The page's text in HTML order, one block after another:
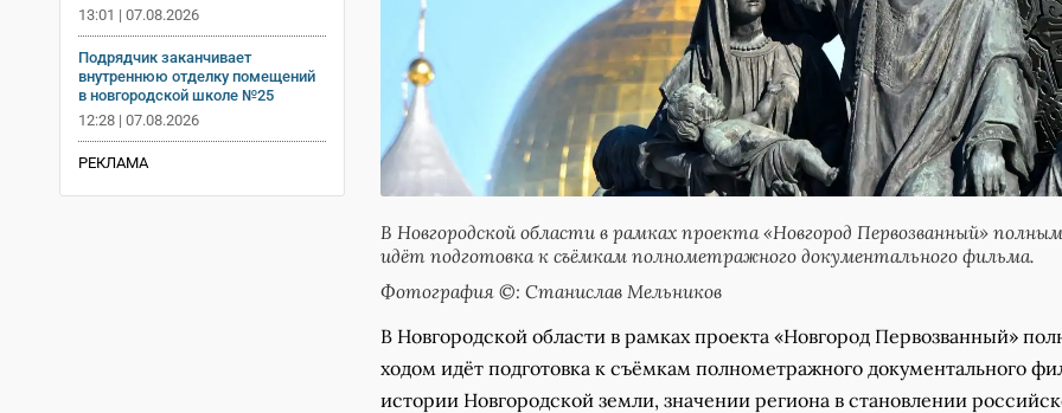
13:01 | 07.08.2026
Подрядчик заканчивает
внутреннюю отделку помещений
в новгородской школе №25
12:28 | 07.08.2026
РЕКЛАМА
В Новгородской области в рамках проекта «Новгород Первозванный»
идёт подготовка к съёмкам полнометражного документального фильма.
Фотография ©: Станислав Мельников
В Новгородской области в рамках проекта «Новгород Первозванный»
ходом идёт подготовка к съёмкам полнометражного документального
истории Новгородской земли, значении региона в становлении